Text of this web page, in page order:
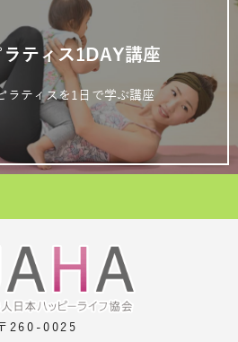
ティス1DAY講座
ラティスを1日で学ぶ講座
260-0025